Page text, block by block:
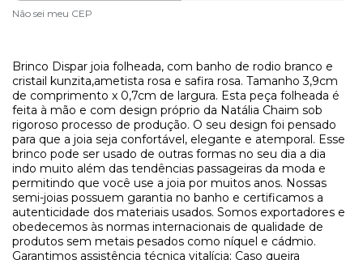
Não sei meu CEP
Brinco Dispar joia folheada, com banho de rodio branco e
cristail kunzita,ametista rosa e safira rosa. Tamanho 3,9cm
de comprimento x 0,7cm de largura. Esta peça folheada é
feita à mão e com design próprio da Natália Chaim sob
rigoroso processo de produção. O seu design foi pensado
para que a joia seja confortável, elegante e atemporal. Esse
brinco pode ser usado de outras formas no seu dia a dia
indo muito além das tendências passageiras da moda e
permitindo que você use a joia por muitos anos. Nossas
semi-joias possuem garantia no banho e certificamos a
autenticidade dos materiais usados. Somos exportadores e
obedecemos às normas internacionais de qualidade de
produtos sem metais pesados como níquel e cádmio.
Garantimos assistência técnica vitalícia; Caso queira